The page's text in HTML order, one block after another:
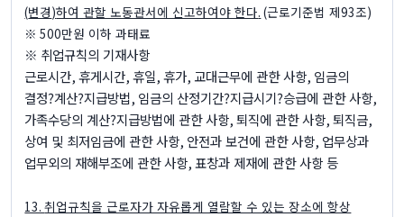
(변경)하여 관할 노동관서에 신고하여야 한다. (근로기준법 제93조)
※ 500만원 이하 과태료
※ 취업규칙의 기재사항
근로시간,휴게시간,휴일,휴가, 교대근무에 관한 사항, 임금의
결정?계산?지급방법, 임금의 산정기간?지급시기?승급에 관한 사항,
가족수당의 계산?지급방법에 관한 사항,퇴직에 관한 사항,퇴직금,
상여 및 최저임금에 관한 사항, 안전과 보건에 관한 사항, 업무상과
업무외의 재해부조에 관한 사항,표창과 제재에 관한 사항 등
13.취업규칙을 근로자가 자유롭게 열람할 수 있는 장소에 항상